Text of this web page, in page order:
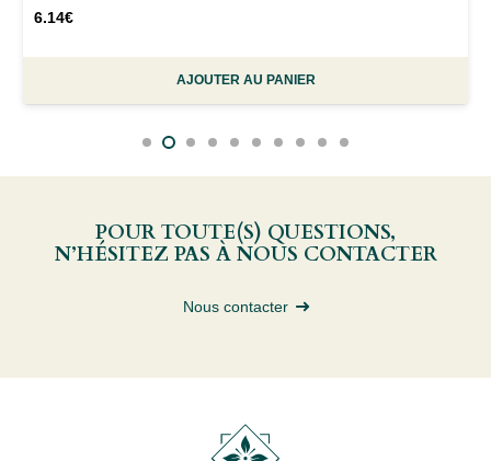
6.14€
AJOUTER AU PANIER
POUR TOUTE(S) QUESTIONS,
N’HÉSITEZ PAS À NOUS CONTACTER
Nous contacter